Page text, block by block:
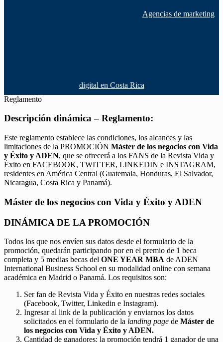
Agencias de marketing
digital en Costa Rica
Reglamento
Descripción dinámica – Reglamento:
Este reglamento establece las condiciones, los alcances y las
limitaciones de la PROMOCIÓN Máster de los negocios con Vida
y Éxito y ADEN, que se ofrecerá a los FANS de la Revista Vida y
Éxito en FACEBOOK, TWITTER, LINKEDIN e INSTAGRAM,
residentes en América Central (Guatemala, Honduras, El Salvador,
Nicaragua, Costa Rica y Panamá).
Máster de los negocios con Vida y Éxito y ADEN
DINÁMICA DE LA PROMOCIÓN
Todos los que nos envíen sus datos desde el formulario de la
promoción, quedarán participando por en el premio de 1 beca
completa y 5 medias becas del ONE YEAR MBA de ADEN
International Business School en su modalidad online con semana
académica en Madrid o Panamá. Los requisitos son:
Ser fan de Revista Vida y Éxito en nuestras redes sociales
(Facebook, Twitter, Linkedin e Instagram).
Ingresar al link de la publicación y enviarnos los datos
solicitados en el formulario de la landing page de Máster de
los negocios con Vida y Éxito y ADEN.
Cantidad de ganadores: la promoción tendrá 1 ganador de una